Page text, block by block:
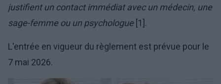
justifient un contact immédiat avec un médecin, une
sage-femme ou un psychologue [1].
L'entrée en vigueur du règlement est prévue pour le
7 mai 2026.